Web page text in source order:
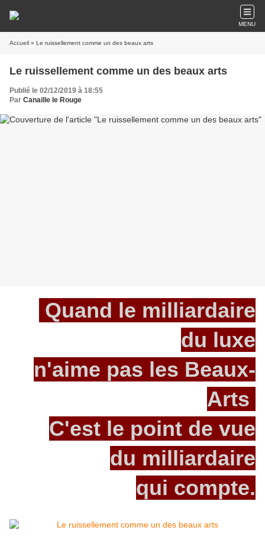
MENU
Accueil » Le ruissellement comme un des beaux arts
Le ruissellement comme un des beaux arts
Publié le 02/12/2019 à 18:55
Par Canaille le Rouge
Quand le milliardaire
du luxe
n'aime pas les Beaux-
Arts
C'est le point de vue
du milliardaire
qui compte.